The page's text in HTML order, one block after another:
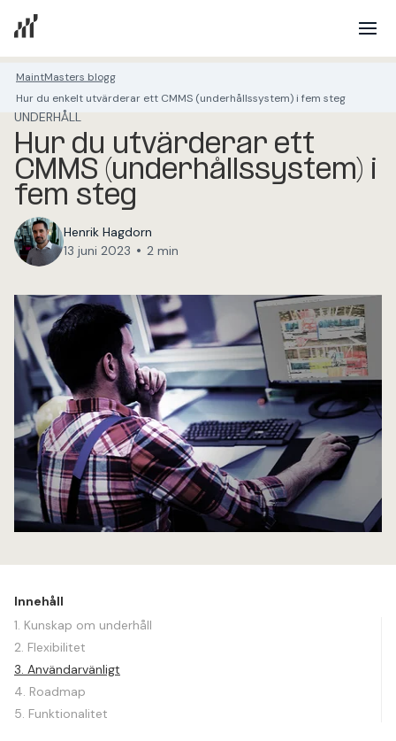
MaintMasters blogg
Hur du enkelt utvärderar ett CMMS (underhållssystem) i fem steg
UNDERHÅLL
Hur du utvärderar ett
CMMS (underhållssystem) i
fem steg
Henrik Hagdorn
13 juni 2023 • 2 min
Innehåll
1. Kunskap om underhåll
2. Flexibilitet
3. Användarvänligt
4. Roadmap
5. Funktionalitet